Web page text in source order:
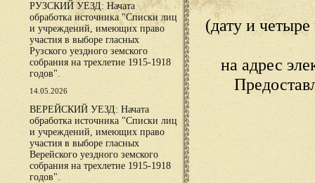
РУЗСКИЙ УЕЗД: Начата
обработка источника "Списки лиц
и учреждений, имеющих право
участия в выборе гласных
Рузского уездного земского
собрания на трехлетие 1915-1918
годов".
14.05.2026
ВЕРЕЙСКИЙ УЕЗД: Начата
обработка источника "Списки лиц
и учреждений, имеющих право
участия в выборе гласных
Верейского уездного земского
собрания на трехлетие 1915-1918
годов".
(дату и
на адрес